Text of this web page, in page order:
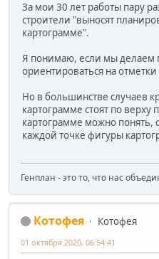
За мои 30 лет работы пару
строители "выносят
картограмме".
Я понимаю, если мы делаем
ориентироваться на
Но в большинстве случаев
картограмме стоят по верху
картограмме можно понять,
каждой точке фигуры
Генплан - это то, что нас
Котофея
Котофея
01 октября 2020, 06:54:41